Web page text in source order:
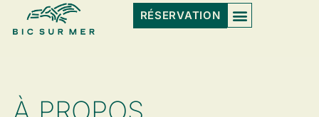
RÉSERVATION